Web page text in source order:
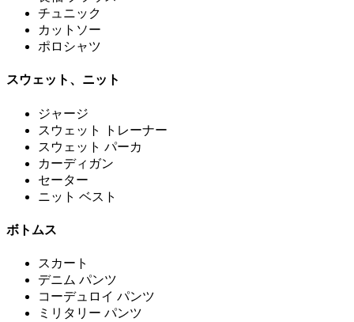
チュニック
カットソー
ポロシャツ
スウェット、ニット
ジャージ
スウェット トレーナー
スウェット パーカ
カーディガン
セーター
ニット ベスト
ボトムス
スカート
デニム パンツ
コーデュロイ パンツ
ミリタリー パンツ